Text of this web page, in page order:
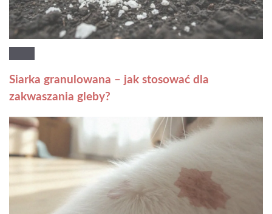
Siarka granulowana – jak stosować dla
zakwaszania gleby?